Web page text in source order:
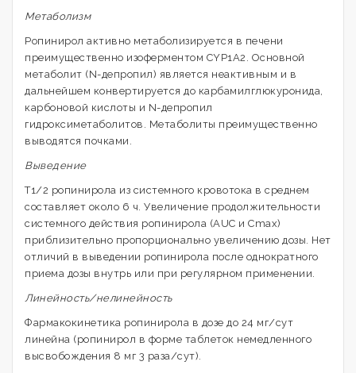
Метаболизм
Ропинирол активно метаболизируется в печени
преимущественно изоферментом CYP1A2. Основной
метаболит (N-депропил) является неактивным и в
дальнейшем конвертируется до карбамилглюкуронида,
карбоновой кислоты и N-депропил
гидроксиметаболитов. Метаболиты преимущественно
выводятся почками.
Выведение
Т1/2 ропинирола из системного кровотока в среднем
составляет около 6 ч. Увеличение продолжительности
системного действия ропинирола (AUC и Сmах)
приблизительно пропорционально увеличению дозы. Нет
отличий в выведении ропинирола после однократного
приема дозы внутрь или при регулярном применении.
Линейность/нелинейность
Фармакокинетика ропинирола в дозе до 24 мг/сут
линейна (ропинирол в форме таблеток немедленного
высвобождения 8 мг 3 раза/сут).